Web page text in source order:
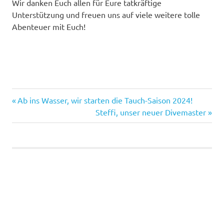
Wir danken Euch allen für Eure tatkräftige
Unterstützung und freuen uns auf viele weitere tolle
Abenteuer mit Euch!
Beitragsnavigation
Vorheriger
Ab ins Wasser, wir starten die Tauch-Saison 2024!
Nächster
Beitrag:
Steffi, unser neuer Divemaster